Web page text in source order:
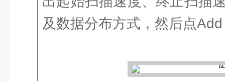
及数据分布方式，然后点